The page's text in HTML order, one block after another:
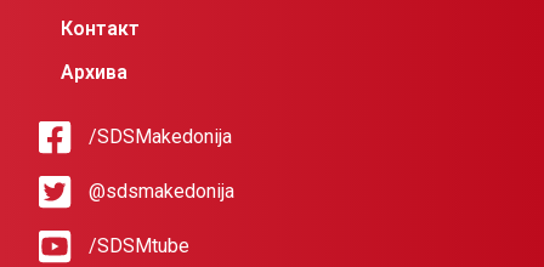
Контакт
Архива
/SDSMakedonija
@sdsmakedonija
/SDSMtube